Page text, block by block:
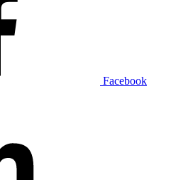
Facebook